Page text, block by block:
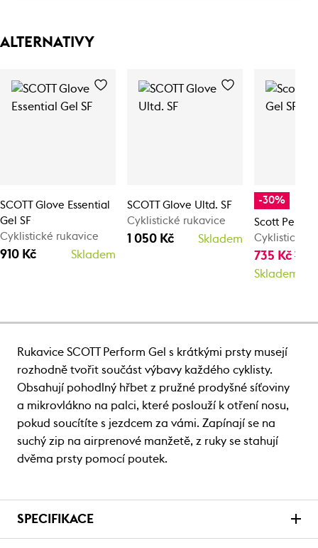
ALTERNATIVY
SCOTT Glove Essential
Gel SF
Cyklistické rukavice
910 Kč Skladem
SCOTT Glove Ultd. SF
Cyklistické rukavice
1 050 Kč Skladem
-30%
Scott
Cyklistické
735 Kč1
Skladem
Rukavice SCOTT Perform Gel s krátkými prsty musejí
rozhodně tvořit součást výbavy každého cyklisty.
Obsahují pohodlný hřbet z pružné prodyšné síťoviny
a mikrovlákno na palci, které poslouží k otření nosu,
pokud soucítíte s jezdcem za vámi. Zapínají se na
suchý zip na airprenové manžetě, z ruky se stahují
dvěma prsty pomocí poutek.
SPECIFIKACE